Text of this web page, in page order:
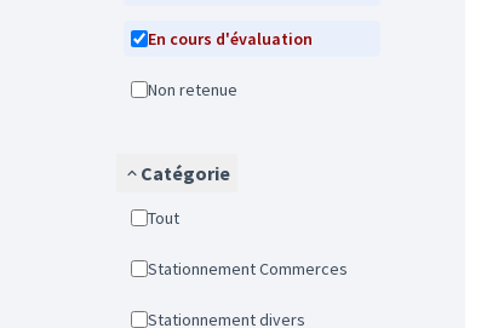
En cours d'évaluation
Non retenue
Catégorie
Tout
Stationnement Commerces
Stationnement divers